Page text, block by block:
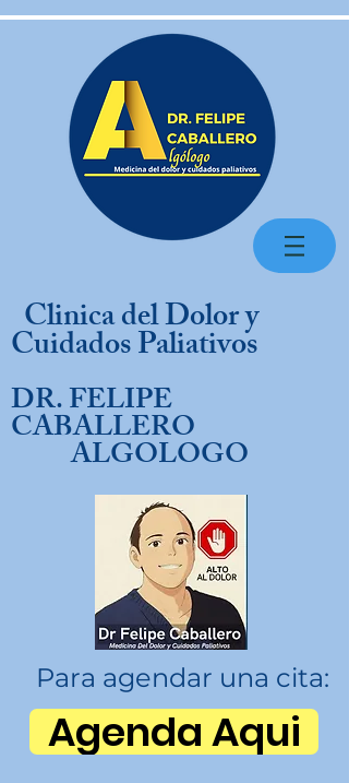
Clinica del Dolor y
Cuidados Paliativos
DR. FELIPE
CABALLERO
ALGOLOGO
Para agendar una cita:
Agenda Aqui